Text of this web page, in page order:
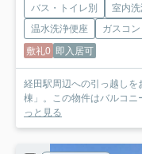
バス・トイレ別 室内
温水洗浄便座
ガスコン
敷礼0 即入居可
経田駅周辺への引っ越し
棟」。この物件はバルコニ
っと見る